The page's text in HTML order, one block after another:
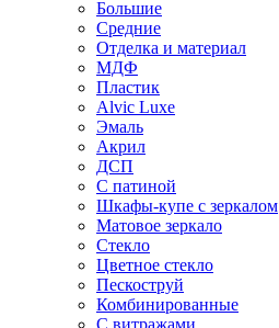
Большие
Средние
Отделка и материал
МДФ
Пластик
Alvic Luxe
Эмаль
Акрил
ДСП
С патиной
Шкафы-купе с зеркалом
Матовое зеркало
Стекло
Цветное стекло
Пескоструй
Комбинированные
С витражами